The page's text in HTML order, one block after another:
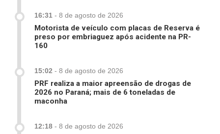
16:31 - 8 de agosto de 2026
Motorista de veículo com placas de Reserva é
preso por embriaguez após acidente na PR-
160
15:02 - 8 de agosto de 2026
PRF realiza a maior apreensão de drogas de
2026 no Paraná; mais de 6 toneladas de
maconha
12:18 - 8 de agosto de 2026